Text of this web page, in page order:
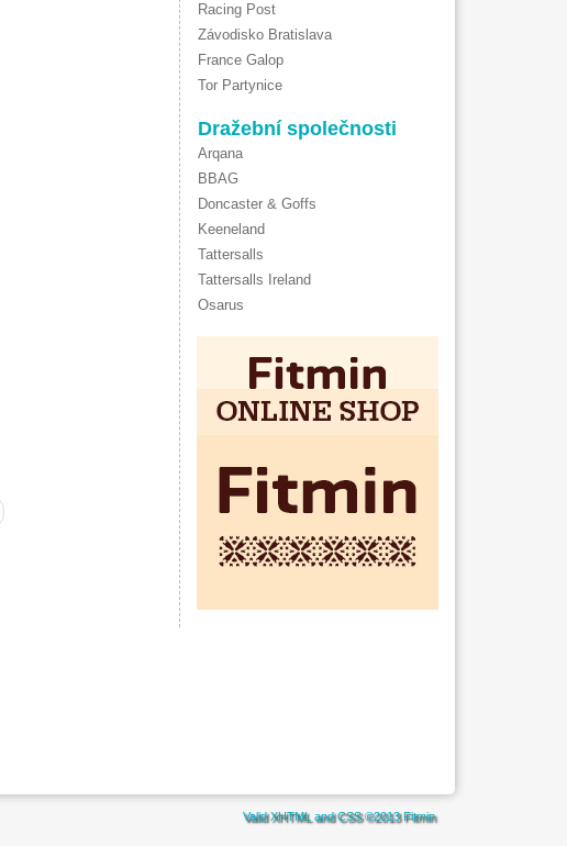
Racing Post
Závodisko Bratislava
France Galop
Tor Partynice
Dražební společnosti
Arqana
BBAG
Doncaster & Goffs
Keeneland
Tattersalls
Tattersalls Ireland
Osarus
ValidXHTML andCSS©2013Fitmin